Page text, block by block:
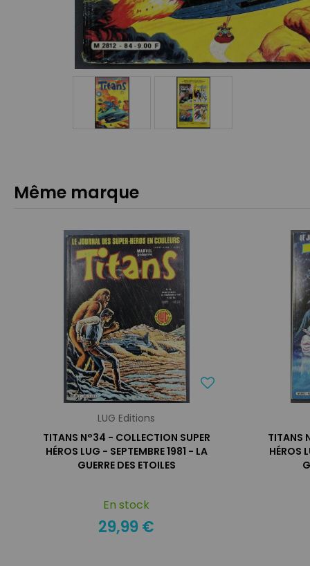
Même marque
LUG Editions
TITANS N°34 - COLLECTION SUPER
HÉROS LUG - SEPTEMBRE 1981 - LA
GUERRE DES ETOILES
En stock
29,99 €
TITANS
HÉROS